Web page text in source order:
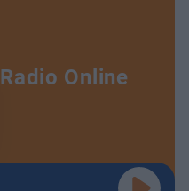
Radio Online